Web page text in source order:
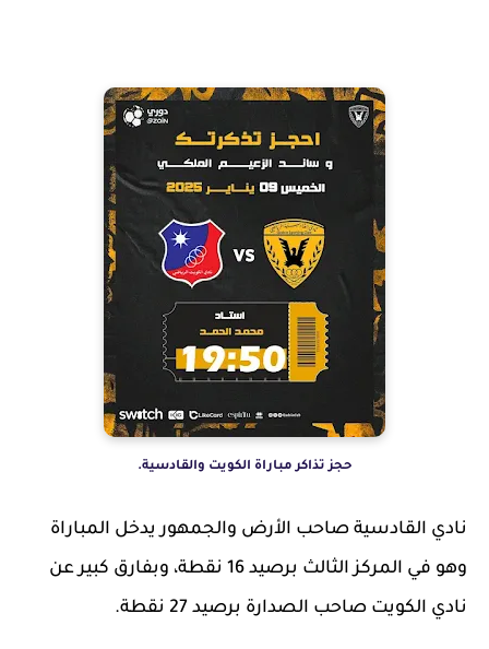
حجز تذاكر مباراة الكويت والقادسية.
نادي القادسية صاحب الأرض والجمهور يدخل المباراة
وهو في المركز الثالث برصيد 16 نقطة، وبفارق كبير عن
نادي الكويت صاحب الصدارة برصيد 27 نقطة.